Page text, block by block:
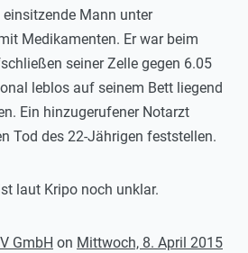
Mann unter
Medikamenten. Er war beim
seiner Zelle gegen 6.05
leblos auf seinem Bett liegend
Ein hinzugerufener Notarzt
Tod des 22-Jährigen feststellen.
laut Kripo noch unklar.
GmbH on Mittwoch, 8. April 2015